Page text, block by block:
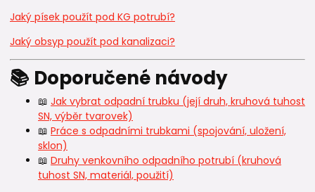
Jaký písek použít pod KG potrubí?
Jaký obsyp použít pod kanalizaci?
📚 Doporučené návody
📖 Jak vybrat odpadní trubku (její druh, kruhová tuhost
SN, výběr tvarovek)
📖 Práce s odpadními trubkami (spojování, uložení,
sklon)
📖 Druhy venkovního odpadního potrubí (kruhová
tuhost SN, materiál, použití)